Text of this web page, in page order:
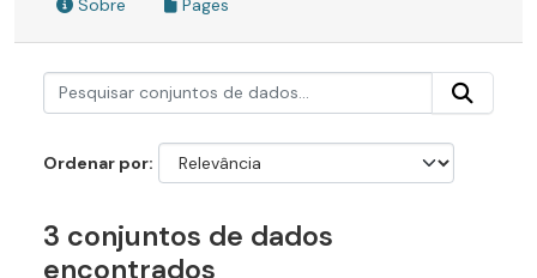
Sobre Pages
Ordenar por
3 conjuntos de dados
encontrados